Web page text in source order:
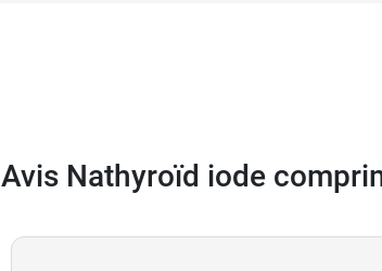
Avis Nathyroïd iode